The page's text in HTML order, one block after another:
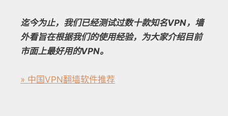
迄今为止，我们已经测试过数十款知名VPN，墙
外看旨在根据我们的使用经验，为大家介绍目前
市面上最好用的VPN。
» 中国VPN翻墙软件推荐